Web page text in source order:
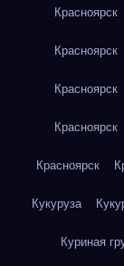
Красноярск
Красноярск
Красноярск
Красноярск
Красноярск
Кукуруза
Куриная